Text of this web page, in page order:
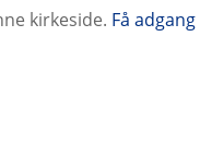
kirkeside. Få adgang